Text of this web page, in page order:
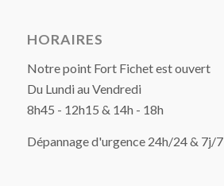
HORAIRES
Notre point Fort Fichet est ouvert
Du Lundi au Vendredi
8h45 - 12h15 & 14h - 18h
Dépannage d'urgence 24h/24 & 7j/7